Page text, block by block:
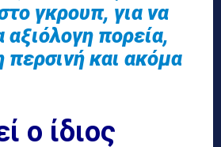
γκρουπ, για να
αξιόλογη πορεία,
και ακόμα
ο ίδιος